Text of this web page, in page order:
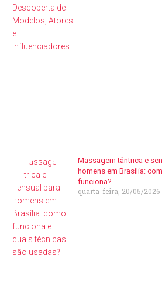
Massagem tântrica e
homens em Brasília:
funciona?
quarta-feira, 20/05/2026